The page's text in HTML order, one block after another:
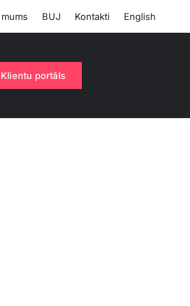
mums BUJ Kontakti English
Klientu portāls